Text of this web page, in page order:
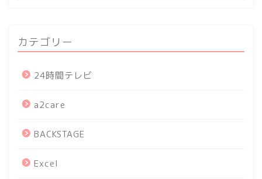
カテゴリー
24時間テレビ
a2care
BACKSTAGE
Excel